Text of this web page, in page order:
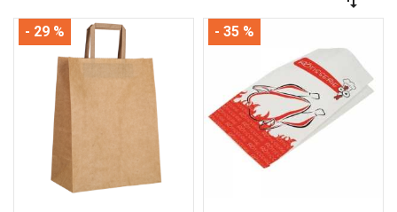
- 29 % - 35 %